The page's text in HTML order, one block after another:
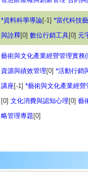
*資料科學導論[-1] *當代科技
與詮釋[0] 數位行銷工具[0] 元
藝術與文化產業經營管理實務
資源與績效管理 [0] *活動行銷
講座[-1] *藝術與文化產業經營
[0] 文化消費與認知心理 [0] 藝
略管理專題 [0]